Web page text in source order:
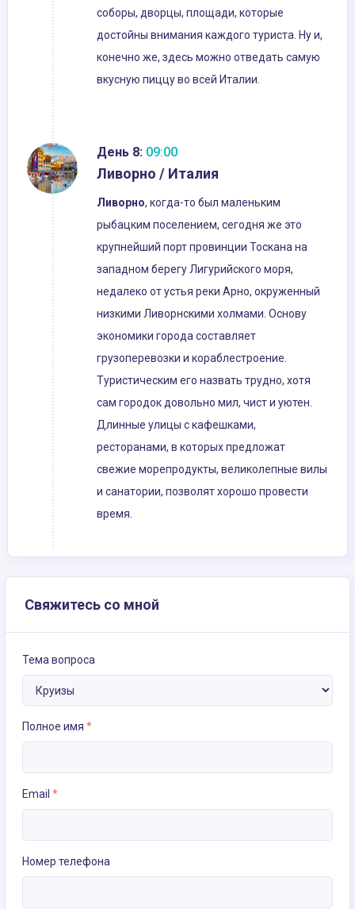
соборы, дворцы, площади, которые
достойны внимания каждого туриста. Ну и,
конечно же, здесь можно отведать самую
вкусную пиццу во всей Италии.
День 8: 09:00
Ливорно / Италия
Ливорно, когда-то был маленьким
рыбацким поселением, сегодня же это
крупнейший порт провинции Тоскана на
западном берегу Лигурийского моря,
недалеко от устья реки Арно, окруженный
низкими Ливорнскими холмами. Основу
экономики города составляет
грузоперевозки и кораблестроение.
Туристическим его назвать трудно, хотя
сам городок довольно мил, чист и уютен.
Длинные улицы с кафешками,
ресторанами, в которых предложат
свежие морепродукты, великолепные вилы
и санатории, позволят хорошо провести
время.
Свяжитесь со мной
Тема вопроса
Полное имя *
Email *
Номер телефона